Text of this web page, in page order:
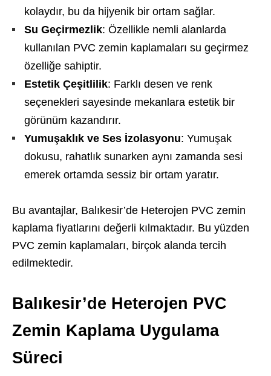
kolaydır, bu da hijyenik bir ortam sağlar.
Su Geçirmezlik: Özellikle nemli alanlarda
kullanılan PVC zemin kaplamaları su geçirmez
özelliğe sahiptir.
Estetik Çeşitlilik: Farklı desen ve renk
seçenekleri sayesinde mekanlara estetik bir
görünüm kazandırır.
Yumuşaklık ve Ses İzolasyonu: Yumuşak
dokusu, rahatlık sunarken aynı zamanda sesi
emerek ortamda sessiz bir ortam yaratır.
Bu avantajlar, Balıkesir’de Heterojen PVC zemin
kaplama fiyatlarını değerli kılmaktadır. Bu yüzden
PVC zemin kaplamaları, birçok alanda tercih
edilmektedir.
Balıkesir’de Heterojen PVC
Zemin Kaplama Uygulama
Süreci